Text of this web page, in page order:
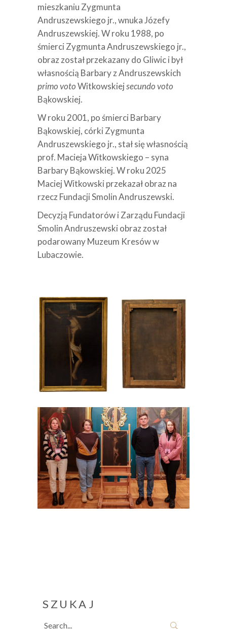
mieszkaniu Zygmunta
Andruszewskiego jr., wnuka Józefy
Andruszewskiej. W roku 1988, po
śmierci Zygmunta Andruszewskiego jr.,
obraz został przekazany do Gliwic i był
własnością Barbary z Andruszewskich
primo votoWitkowskiejsecundo voto
Bąkowskiej.
W roku 2001, po śmierci Barbary
Bąkowskiej, córki Zygmunta
Andruszewskiego jr., stał się własnością
prof. Macieja Witkowskiego – syna
Barbary Bąkowskiej. W roku 2025
Maciej Witkowski przekazał obraz na
rzecz Fundacji Smolin Andruszewski.
Decyzją Fundatorów i Zarządu Fundacji
Smolin Andruszewski obraz został
podarowany Muzeum Kresów w
Lubaczowie.
SZUKAJ
Search